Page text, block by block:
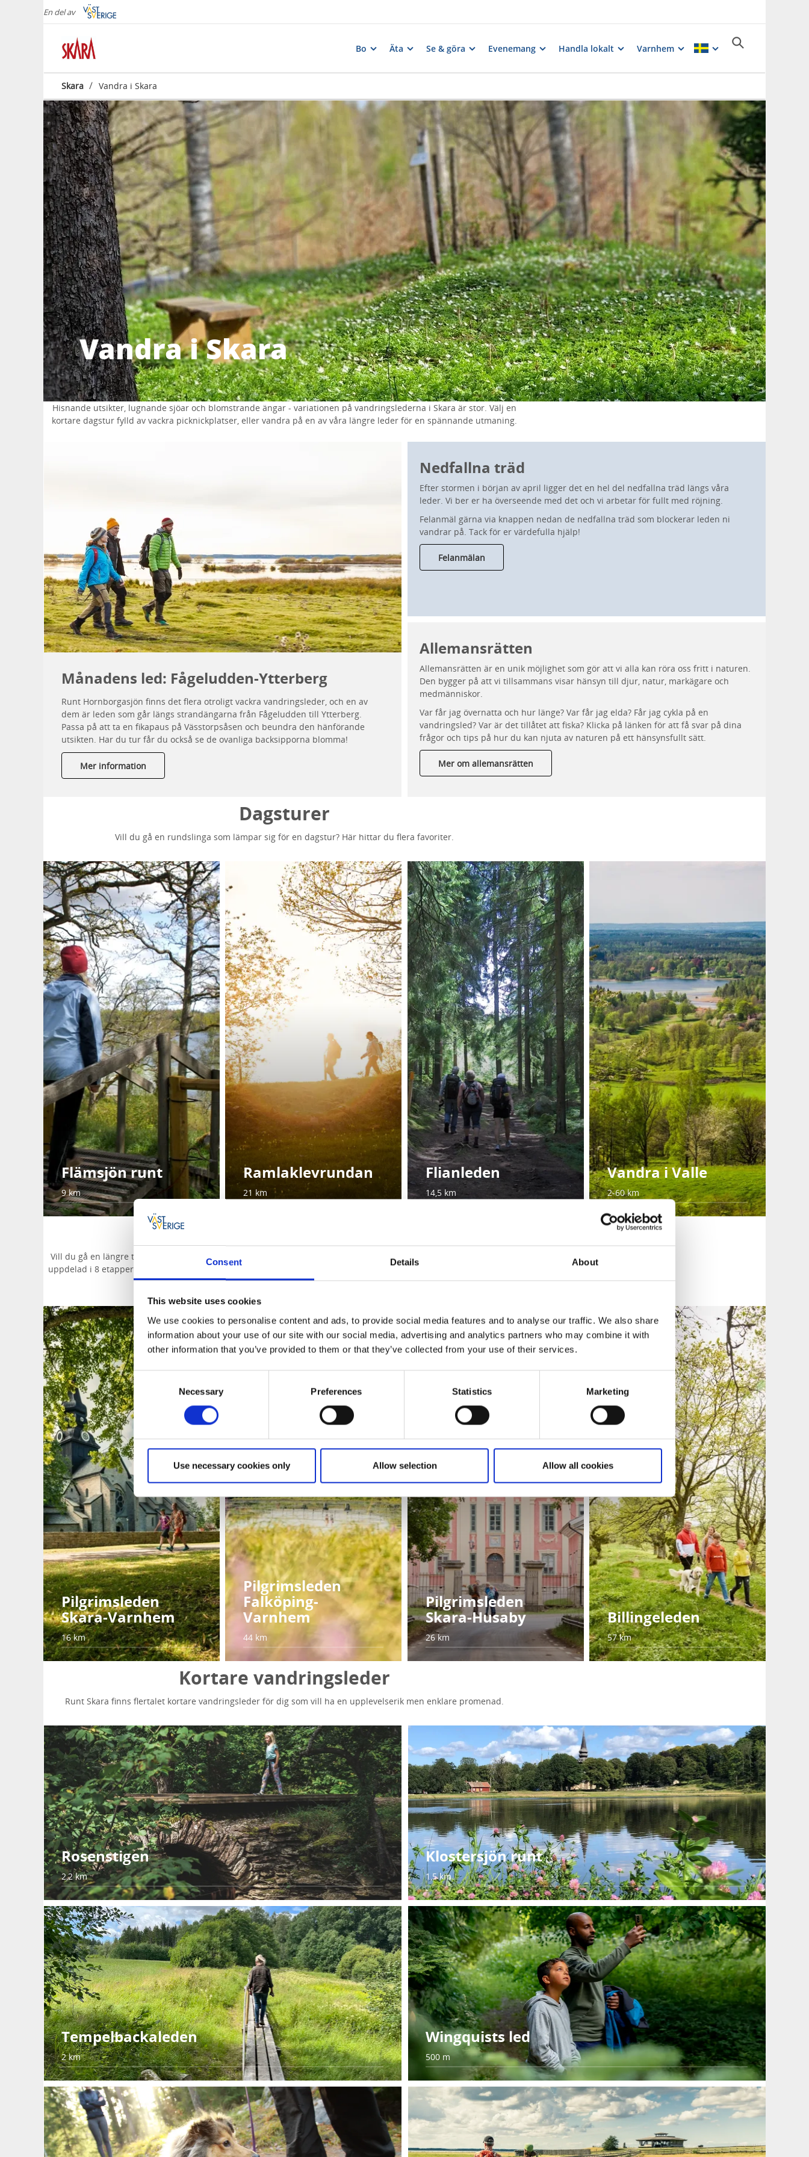
Consent Details About
This website uses cookies
We use cookies to personalise content and ads, to provide social media features and to analyse our traffic. We also share
information about your use of our site with our social media, advertising and analytics partners who may combine it with
other information that you’ve provided to them or that they’ve collected from your use of their services.
Consent
Selection
Necessary Preferences Statistics Marketing
Use necessary cookies only Allow selection Allow all cookies
En del av
Bo Äta Se & göra Evenemang Handla lokalt Varnhem
Skara / Vandra i Skara
Vandra i Skara
Hisnande utsikter, lugnande sjöar och blomstrande ängar - variationen på vandringslederna i Skara är stor. Välj en
kortare dagstur fylld av vackra picknickplatser, eller vandra på en av våra längre leder för en spännande utmaning.
Månadens led: Fågeludden-Ytterberg
Runt Hornborgasjön finns det flera otroligt vackra vandringsleder, och en av
dem är leden som går längs strandängarna från Fågeludden till Ytterberg.
Passa på att ta en fikapaus på Vässtorpsåsen och beundra den hänförande
utsikten. Har du tur får du också se de ovanliga backsipporna blomma!
Mer information
Nedfallna träd
Efter stormen i början av april ligger det en hel del nedfallna träd längs våra
leder. Vi ber er ha överseende med det och vi arbetar för fullt med röjning.
Felanmäl gärna via knappen nedan de nedfallna träd som blockerar leden ni
vandrar på. Tack för er värdefulla hjälp!
Felanmälan
Allemansrätten
Allemansrätten är en unik möjlighet som gör att vi alla kan röra oss fritt i naturen.
Den bygger på att vi tillsammans visar hänsyn till djur, natur, markägare och
medmänniskor.
Var får jag övernatta och hur länge? Var får jag elda? Får jag cykla på en
vandringsled? Var är det tillåtet att fiska? Klicka på länken för att få svar på dina
frågor och tips på hur du kan njuta av naturen på ett hänsynsfullt sätt.
Mer om allemansrätten
Dagsturer
Vill du gå en rundslinga som lämpar sig för en dagstur? Här hittar du flera favoriter.
Flämsjön runt
9 km
Ramlaklevrundan
21 km
Flianleden
14,5 km
Vandra i Valle
2-60 km
Vill du gå en längre tur kan du välja på flera Pilgrimsleder runt Skara, eller vandra rundslingan Billingeleden som är
uppdelad i 8 etapper. I Valleområdet finns över 60 km skyltade leder som du kan kombinera som du vill - från ett par
kilometer upp till sex mil!
Pilgrimsleden
Skara-Varnhem
16 km
Pilgrimsleden
Falköping-
Varnhem
44 km
Pilgrimsleden
Skara-Husaby
26 km
Billingeleden
57 km
Kortare vandringsleder
Runt Skara finns flertalet kortare vandringsleder för dig som vill ha en upplevelserik men enklare promenad.
Rosenstigen
2,2 km
Klostersjön runt
1,5 km
Tempelbackaleden
2 km
Wingquists led
500 m